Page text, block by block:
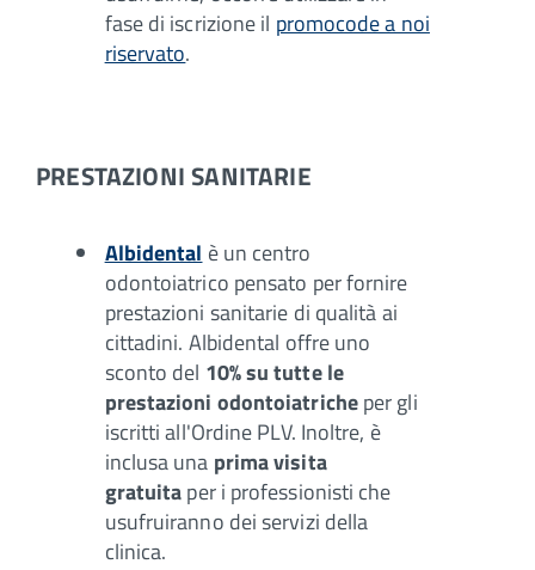
fase di iscrizione il promocode a noi
riservato.
PRESTAZIONI SANITARIE
Albidental è un centro
odontoiatrico pensato per fornire
prestazioni sanitarie di qualità ai
cittadini. Albidental offre uno
sconto del 10% su tutte le
prestazioni odontoiatricheper gli
iscritti all'Ordine PLV. Inoltre, è
inclusa una prima visita
gratuitaper i professionisti che
usufruiranno dei servizi della
clinica.